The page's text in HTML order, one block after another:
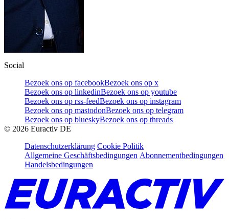
Social
Bezoek ons op facebookBezoek ons op x
Bezoek ons op linkedinBezoek ons op youtube
Bezoek ons op rss-feedBezoek ons op instagram
Bezoek ons op mastodonBezoek ons op telegram
Bezoek ons op blueskyBezoek ons op threads
© 2026 Euractiv DE
Datenschutzerklärung Cookie Politik
Allgemeine Geschäftsbedingungen Abonnementbedingungen
Handelsbedingungen